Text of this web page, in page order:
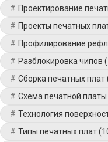
Проектирование
Проекты печатных
Профилирование
Разблокировка чипов
Сборка печатных плат
Схема печатной платы
Технология
Типы печатных плат